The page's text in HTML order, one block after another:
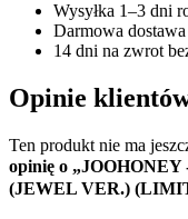
Wysyłka 1–3 dni
Darmowa dostawa
14 dni na zwrot
Opinie
Ten produkt nie ma
opinię o
(JEWEL VER.)